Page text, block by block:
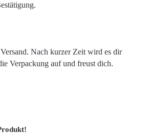
Nach kurzer Zeit wird es dir
Verpackung auf und freust dich.
von 0 von 5 Sternen